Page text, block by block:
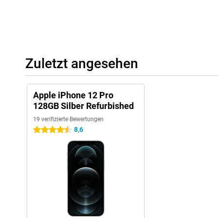
in AR. Dieser Sensor kann sogar eine Tiefenkarte Ihres Zimmers
Zuletzt angesehen
Apple iPhone 12 Pro
128GB Silber Refurbished
19 verifizierte Bewertungen
4.5 Sterne 8,6